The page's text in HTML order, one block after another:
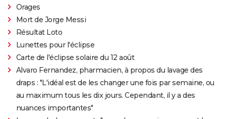
Orages
Mort de Jorge Messi
Résultat Loto
Lunettes pour l'éclipse
Carte de l'éclipse solaire du 12 août
Alvaro Fernandez, pharmacien, à propos du lavage des
draps : "L'idéal est de les changer une fois par semaine, ou
au maximum tous les dix jours. Cependant, il y a des
nuances importantes"